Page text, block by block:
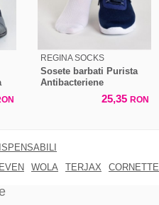
REGINA SOCKS
Sosete barbati Purista
Antibacteriene
25,35 RON
WOLA TERJAX CORNETTE